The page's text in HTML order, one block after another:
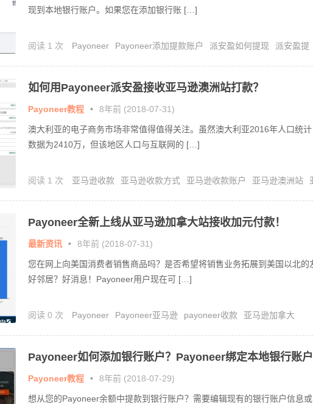
现到本地银行账户。如果您在添加银行账 […]
阅读 1 次 Payoneer Payoneer添加提款账户 派安盈如何提现
派安盈提
如何用Payoneer派安盈接收亚马逊澳洲站打款？
Payoneer教程 • 8年前 (2018-07-31)
澳大利亚的电子商务市场非常值得值得关注。虽然澳大利亚2016年人口统计
数据为2410万，但该地区人口与互联网的 […]
阅读 1 次 亚马逊收款 亚马逊收款方式 亚马逊收款账户 亚马逊澳洲站
Payoneer全新上线从亚马逊加拿大站接收加元付款！
最新资讯 • 8年前 (2018-07-31)
您在网上向美国消费者销售商品吗？是否希望将销售业务拓展到美国以北的
好邻居？好消息！Payoneer用户现在可 […]
阅读 0 次 Payoneer Payoneer亚马逊 payoneer收款 亚马逊加拿大
Payoneer如何添加银行账户？Payoneer绑定本地银行账户
教程！
Payoneer教程 • 8年前 (2018-07-29)
想从您的Payoneer余额中提款到银行账户？需要编辑现有的银行账户信息或